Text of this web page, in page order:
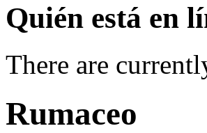
Quién está en
There are
Rumaceo